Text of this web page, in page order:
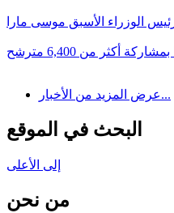
الوزراء الأسبق موسى مارا
أكثر من 6,400 مترشح
عرض المزيد من الأخبار...
البحث في الموقع
إلى الأعلى
من نحن